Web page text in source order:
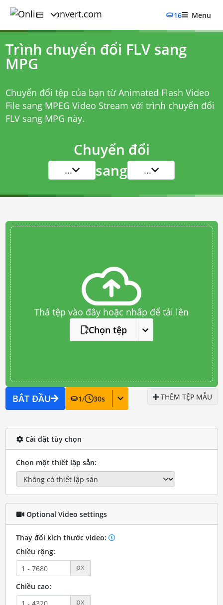
16 Menu
Trình chuyển đổi FLV sang
MPG
Chuyển đổi tệp của bạn từ Animated Flash Video
File sang MPEG Video Stream với trình chuyển đổi
FLV sang MPG này.
Chuyển đổi
... sang ...
Thả tệp vào đây hoặc nhấp để tải lên
Chọn tệp
BẮT ĐẦU 1/ 30s THÊM TỆP MẪU
Cài đặt tùy chọn
Chọn một thiết lập sẵn:
Optional Video settings
Thay đổi kích thước video:
Chiều rộng:
px
Chiều cao:
px